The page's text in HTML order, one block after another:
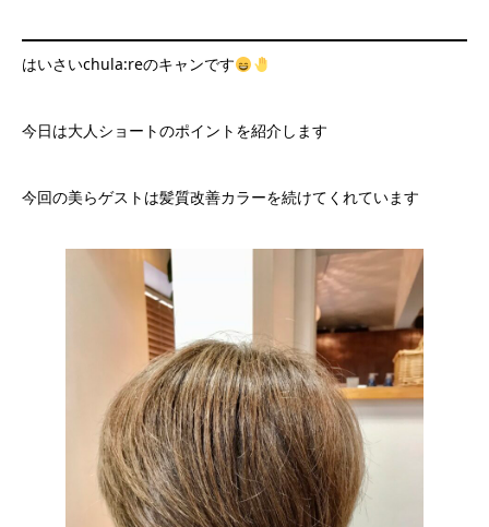
はいさいchula:reのキャンです
今日は大人ショートのポイントを紹介します
今回の美らゲストは髪質改善カラーを続けてくれています